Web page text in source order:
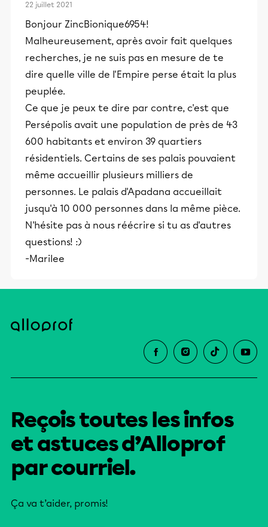
22 juillet 2021
Bonjour ZincBionique6954!
Malheureusement, après avoir fait quelques
recherches, je ne suis pas en mesure de te
dire quelle ville de l'Empire perse était la plus
peuplée.
Ce que je peux te dire par contre, c'est que
Persépolis avait une population de près de 43
600 habitants et environ 39 quartiers
résidentiels. Certains de ses palais pouvaient
même accueillir plusieurs milliers de
personnes. Le palais d'Apadana accueillait
jusqu'à 10 000 personnes dans la même pièce.
N'hésite pas à nous réécrire si tu as d'autres
questions! :)
-Marilee
Reçois toutes les infos
et astuces d’Alloprof
par courriel.
Ça va t’aider, promis!